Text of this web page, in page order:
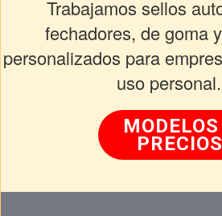
Trabajamos sellos
fechadores, de goma
personalizados para
uso personal.
PRECIOS